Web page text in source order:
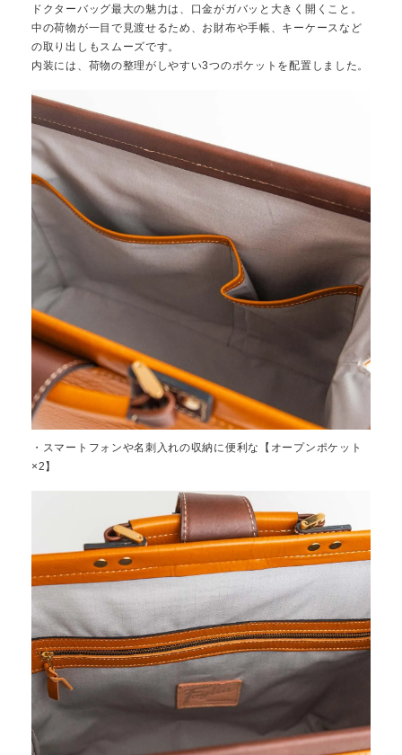
ドクターバッグ最大の魅力は、口金がガバッと大きく開くこと。
中の荷物が一目で見渡せるため、お財布や手帳、キーケースなど
の取り出しもスムーズです。
内装には、荷物の整理がしやすい3つのポケットを配置しました。
・スマートフォンや名刺入れの収納に便利な【オープンポケット
×2】